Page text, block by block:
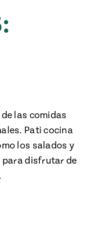
las comidas
Pati cocina
los salados y
para disfrutar de